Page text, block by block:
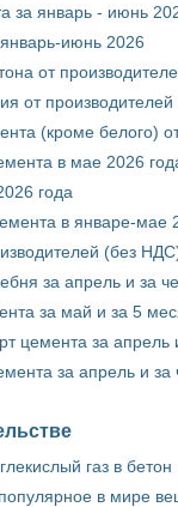
за январь - июнь
июнь 2026
от
от
(кроме белого)
в мае 2026
года
в январе-мае
(без
за апрель и за
за май и за 5
цемента за
за апрель и
газ в бетон
в мире